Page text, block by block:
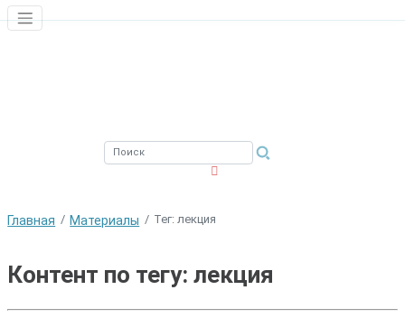
Главная Материалы Тег: лекция
Контент по тегу: лекция